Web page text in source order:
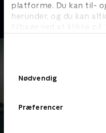
platforme. Du kan til-
herunder, og du kan
tilbage ved at klikke på
Nødvendig
Præferencer
En sag for Frost
Krimi & Spænding • 9